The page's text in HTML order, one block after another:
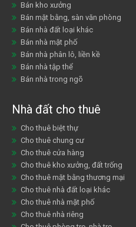
Bán kho xưởng
Bán mặt bằng, sàn văn phòng
Bán nhà đất loại khác
Bán nhà mặt phố
Bán nhà phân lô, liền kề
Bán nhà tập thể
Bán nhà trong ngõ
Nhà đất cho thuê
Cho thuê biệt thự
Cho thuê chung cư
Cho thuê cửa hàng
Cho thuê kho xưởng, đất trống
Cho thuê mặt bằng thương mại
Cho thuê nhà đất loại khác
Cho thuê nhà mặt phố
Cho thuê nhà riêng